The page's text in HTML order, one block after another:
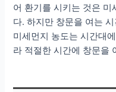
어 환기를 시키는 것은 미
다. 하지만 창문을 여는
미세먼지 농도는 시간대
라 적절한 시간에 창문을